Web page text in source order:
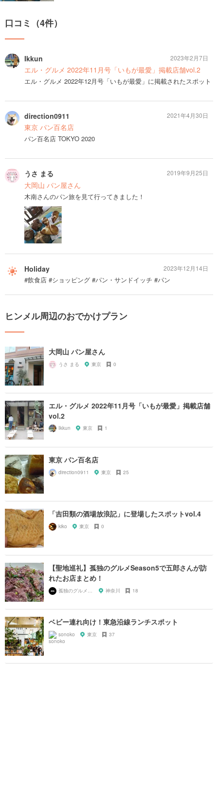
口コミ（4件）
Ikkun
エル・グルメ 2022年11月号「いもが最愛」掲載店舗vol.2
エル・グルメ 2022年12月号「いもが最愛」に掲載されたスポット
2023年2月7日
direction0911
東京 パン百名店
パン百名店 TOKYO 2020
2021年4月30日
うさ まる
大岡山 パン屋さん
木南さんのパン旅を見て行ってきました！
2019年9月25日
Holiday
#飲食店 #ショッピング #パン・サンドイッチ #パン
2023年12月14日
ヒンメル周辺のおでかけプラン
大岡山 パン屋さん
うさ まる 東京 0
エル・グルメ 2022年11月号「いもが最愛」掲載店舗
vol.2
Ikkun 東京 1
東京 パン百名店
direction0911 東京 25
「吉田類の酒場放浪記」に登場したスポットvol.4
kiko 東京 0
【聖地巡礼】孤独のグルメSeason5で五郎さんが訪
れたお店まとめ！
孤独のグルメ大好き芸人 神奈川 18
ベビー連れ向け！東急沿線ランチスポット
sonoko 東京 37